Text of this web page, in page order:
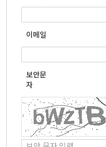
이메일
보안문
자